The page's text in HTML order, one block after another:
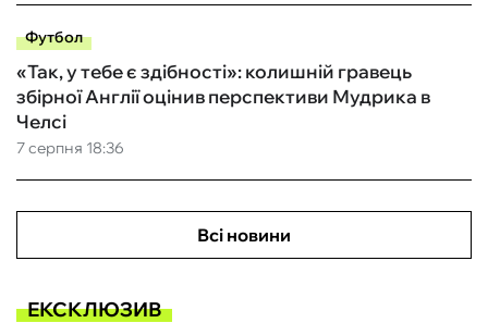
Футбол
7 серпня 18:36
«Так, у тебе є здібності»: колишній гравець
збірної Англії оцінив перспективи Мудрика в
Челсі
Всі новини
ЕКСКЛЮЗИВ